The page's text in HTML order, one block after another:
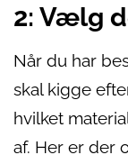
2: Vælg
Når du har
skal kigge
hvilket
af. Her er der